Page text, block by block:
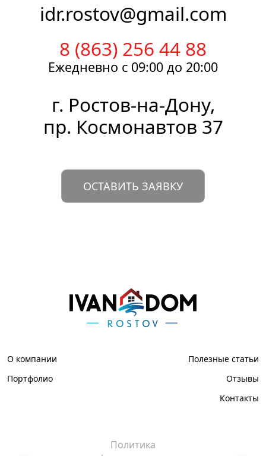
8 (863) 256 44 88
idr.rostov@gmail.com
г. Ростов-на-Дону,
пр. Космонавтов 37
Ежедневно с 09:00 до 20:00
ОСТАВИТЬ ЗАЯВКУ
О компании
Портфолио
Полезные статьи
Отзывы
Контакты
Политика